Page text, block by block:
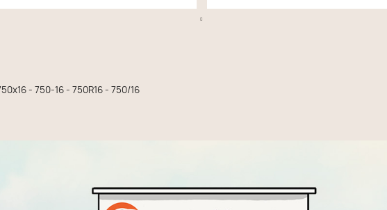
- 750-16 - 750R16 - 750/16